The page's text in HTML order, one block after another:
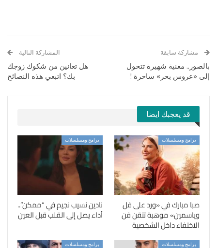
مشاركة سابقة
بالصور.. مغنية شهيرة تتحول
إلى «عروس بحر» ساحرة !
المشاركة التالية
هل تعانين من شكوك زوجك
بك؟ اتبعي هذه النصائح
قد يعجبك ايضا
برامج ومسلسلات
صبا مبارك في «ورد على فل
وياسمين» موهبة تتقن فن
الاختفاء داخل الشخصية
برامج ومسلسلات
نادين نسيب نجيم في “ممكن”..
أداء يصل إلى القلب قبل العين
برامج ومسلسلات برامج ومسلسلات